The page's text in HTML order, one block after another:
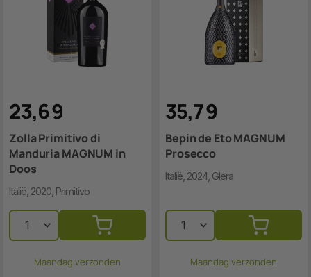
23,69
Zolla Primitivo di
Manduria MAGNUM in
Doos
Italië, 2020, Primitivo
Maandag verzonden
35,79
Bepin de Eto MAGNUM
Prosecco
Italië, 2024, Glera
Maandag verzonden